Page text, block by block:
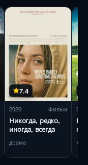
7.4
2020 Фильм
Никогда, редко,
иногда, всегда
драма
2014